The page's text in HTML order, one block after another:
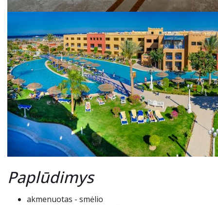
Paplūdimys
akmenuotas - smėlio